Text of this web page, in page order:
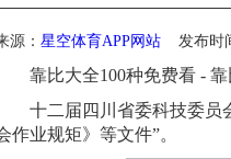
源： 星空体育APP网站 发布时
靠比大全100种免费看 - 靠
十二届四川省委科技委员会
作业规矩》等文件”。